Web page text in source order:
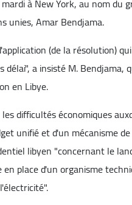
unies, Amar Bendjama.
(de la résolution)
a insisté M.
en Libye.
difficultés économiques
unifié et d'un mécanisme
libyen "concernant le
place d'un organisme